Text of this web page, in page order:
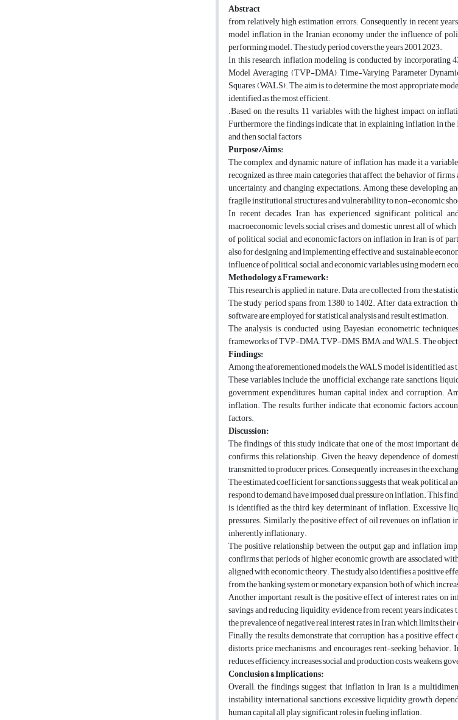
Abstract
from relatively high estimation errors. Consequently, in recent
model inflation in the Iranian economy under the influence of
performing model. The study period covers the years 2001–2023.
In this research, inflation modeling is conducted by
Model Averaging (TVP-DMA), Time-Varying Parameter
Squares (WALS). The aim is to determine the most appropriate
identified as the most efficient.
.Based on the results, 11 variables with the highest impact on
Furthermore, the findings indicate that, in explaining inflation in
and then social factors
Purpose/Aims:
The complex and dynamic nature of inflation has made it a
recognized as three main categories that affect the behavior of
uncertainty, and changing expectations. Among these,
fragile institutional structures and vulnerability to non-economic
In recent decades, Iran has experienced significant political
macroeconomic levels, social crises, and domestic unrest, all of
of political, social, and economic factors on inflation in Iran is of
also for designing and implementing effective and sustainable
influence of political, social, and economic variables using modern
Methodology & Framework:
This research is applied in nature. Data are collected from the
The study period spans from 1380 to 1402. After data extraction,
software are employed for statistical analysis and result estimation.
The analysis is conducted using Bayesian econometric
frameworks of TVP-DMA, TVP-DMS, BMA, and WALS. The
Findings:
Among the aforementioned models, the WALS model is identified
These variables include the unofficial exchange rate, sanctions,
government expenditures, human capital index, and corruption.
inflation. The results further indicate that economic factors
factors.
Discussion:
The findings of this study indicate that one of the most important
confirms this relationship. Given the heavy dependence of
transmitted to producer prices. Consequently, increases in the
The estimated coefficient for sanctions suggests that weak political
respond to demand, have imposed dual pressure on inflation. This
is identified as the third key determinant of inflation. Excessive
pressures. Similarly, the positive effect of oil revenues on inflation
inherently inflationary.
The positive relationship between the output gap and inflation
confirms that periods of higher economic growth are associated
aligned with economic theory. The study also identifies a positive
from the banking system or monetary expansion, both of which
Another important result is the positive effect of interest rates on
savings and reducing liquidity, evidence from recent years
the prevalence of negative real interest rates in Iran, which limits
Finally, the results demonstrate that corruption has a positive
distorts price mechanisms, and encourages rent-seeking
reduces efficiency, increases social and production costs, weakens
Conclusion & Implications:
Overall, the findings suggest that inflation in Iran is a
instability, international sanctions, excessive liquidity growth,
human capital all play significant roles in fueling inflation.